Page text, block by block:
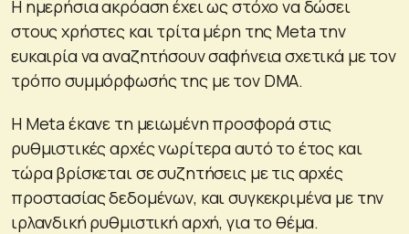
Η ημερήσια ακρόαση έχει ως στόχο να δώσει
στους χρήστες και τρίτα μέρη της Meta την
ευκαιρία να αναζητήσουν σαφήνεια σχετικά με τον
τρόπο συμμόρφωσής της με τον DMA.
Η Meta έκανε τη μειωμένη προσφορά στις
ρυθμιστικές αρχές νωρίτερα αυτό το έτος και
τώρα βρίσκεται σε συζητήσεις με τις αρχές
προστασίας δεδομένων, και συγκεκριμένα με την
ιρλανδική ρυθμιστική αρχή, για το θέμα.